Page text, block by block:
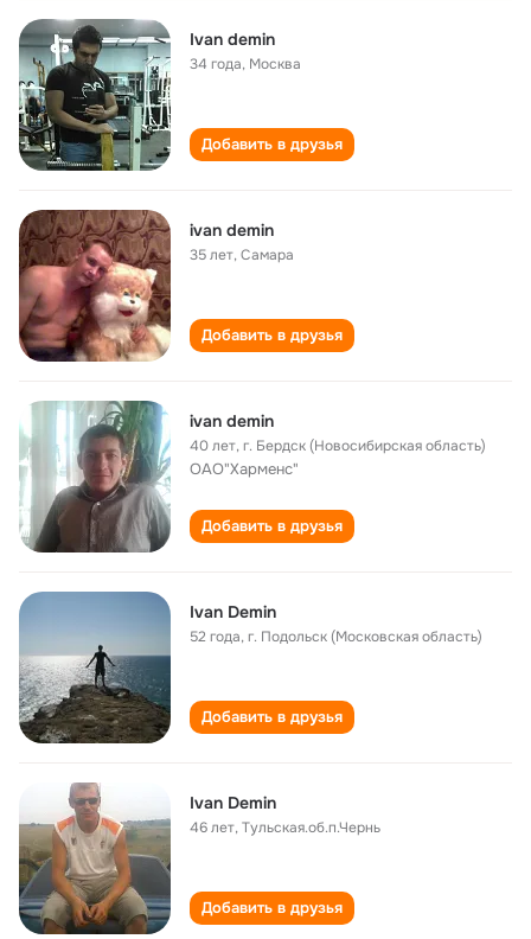
Ivan demin
34 года, Москва
Добавить в друзья
ivan demin
35 лет,Самара
Добавить в друзья
ivan demin
40 лет,г. Бердск (Новосибирская область)
ОАО"Харменс"
Добавить в друзья
Ivan Demin
52 года,г. Подольск (Московская область)
Добавить в друзья
Ivan Demin
46 лет,Тульская.об.п.Чернь
Добавить в друзья